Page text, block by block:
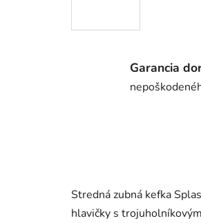
Garancia
Stredná zubná kefka
hlavičky s